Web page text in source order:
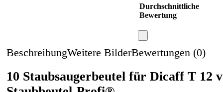
Durchschnittliche
Bewertung
BeschreibungWeitere BilderBewertungen (0)
10 Staubsaugerbeutel für Dicaff T 12